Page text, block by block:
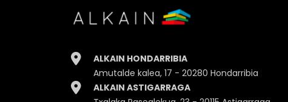
ALKAIN HONDARRIBIA
Amutalde kalea, 17 - 20280 Hondarribia
ALKAIN ASTIGARRAGA